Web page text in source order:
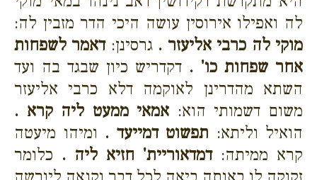
לה ואפילו אירוסין עושה היכי הדר מזבין לה:
מוקי לה כרבי אליעזר . גרסינן:דאמר לשפחות
אחר שפחות כו' . דקדריש כיון שבגד בה ועד
השתא מהדרינן לאוקמה דלא כרבי אליעזר
משום דשמותי הוא: אמאי ממעט ליה קרא .
הואיל וליתא: תפשוט דמייעד . ומיהו מיעטה
קרא ממיתה:דמדאוריית' חזיא ליה . כלומר